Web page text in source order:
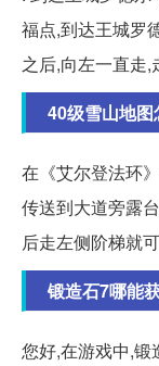
福点,到达王城罗
之后,向左一直走,
40级雪山地
在《艾尔登法环
传送到大道旁露
后走左侧阶梯就
锻造石7哪能
您好,在游戏中,锻